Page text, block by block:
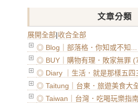
文章分類
展開全部|收合全部
◎ Blog｜部落格．你知或不知
◎ BUY｜購物有理．敗家無罪
◎ Diary ｜生活．就是那樣五四
◎ Taitung｜台東．旅遊美食大
◎ Taiwan｜台灣．吃喝玩樂指